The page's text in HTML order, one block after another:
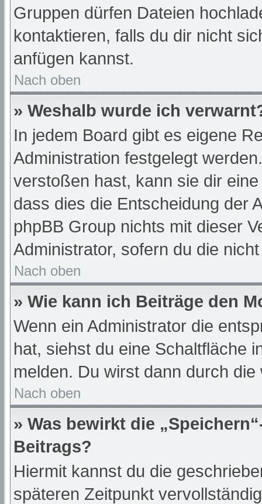
Gruppen dürfen Dateien
kontaktieren, falls du dir nicht
anfügen kannst.
Nach oben
» Weshalb wurde ich
In jedem Board gibt es eigene
Administration festgelegt
verstoßen hast, kann sie dir
dass dies die Entscheidung der
phpBB Group nichts mit dieser
Administrator, sofern du die
Nach oben
» Wie kann ich Beiträge den
Wenn ein Administrator die
hat, siehst du eine Schaltfläche
melden. Du wirst dann durch
Nach oben
» Was bewirkt die
Beitrags?
Hiermit kannst du die
späteren Zeitpunkt